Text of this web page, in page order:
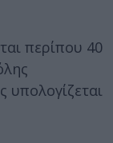
περίπου 40